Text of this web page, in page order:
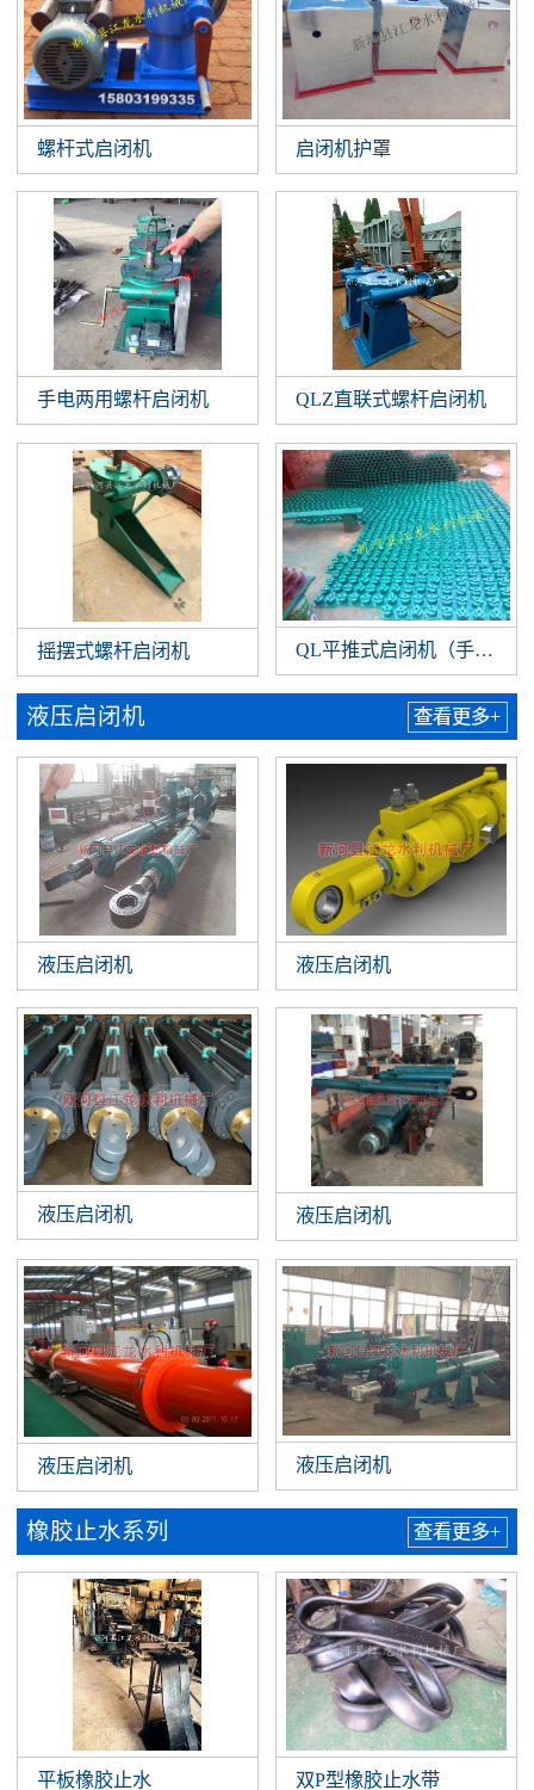
螺杆式启闭机 启闭机护罩
手电两用螺杆启闭机 QLZ直联式螺杆启闭机
摇摆式螺杆启闭机 QL平推式启闭机（手扳）
液压启闭机 查看更多+
液压启闭机 液压启闭机
液压启闭机 液压启闭机
液压启闭机 液压启闭机
橡胶止水系列 查看更多+
平板橡胶止水 双P型橡胶止水带